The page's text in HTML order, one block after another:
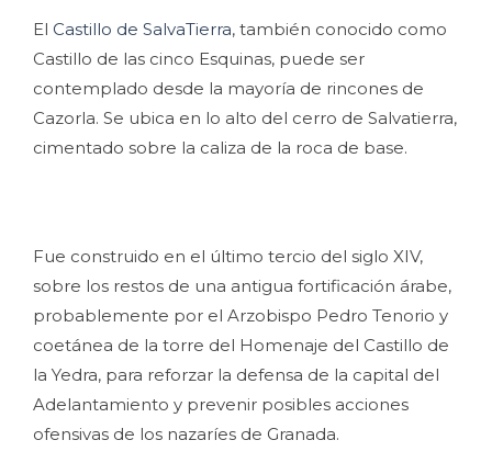
El Castillo de SalvaTierra, también conocido como
Castillo de las cinco Esquinas, puede ser
contemplado desde la mayoría de rincones de
Cazorla. Se ubica en lo alto del cerro de Salvatierra,
cimentado sobre la caliza de la roca de base.
Fue construido en el último tercio del siglo XIV,
sobre los restos de una antigua fortificación árabe,
probablemente por el Arzobispo Pedro Tenorio y
coetánea de la torre del Homenaje del Castillo de
la Yedra, para reforzar la defensa de la capital del
Adelantamiento y prevenir posibles acciones
ofensivas de los nazaríes de Granada.